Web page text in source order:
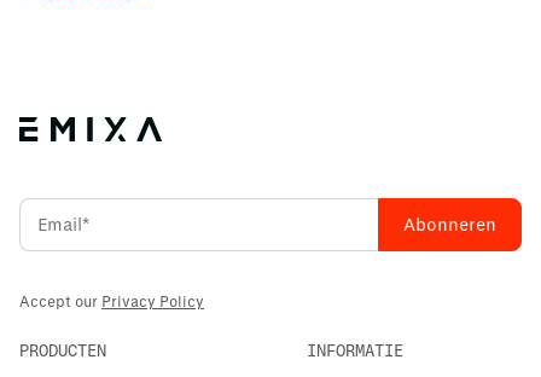
Accept our Privacy Policy
PRODUCTEN INFORMATIE